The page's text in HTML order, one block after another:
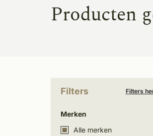
Producten
Filters Filters
Merken
Alle merken